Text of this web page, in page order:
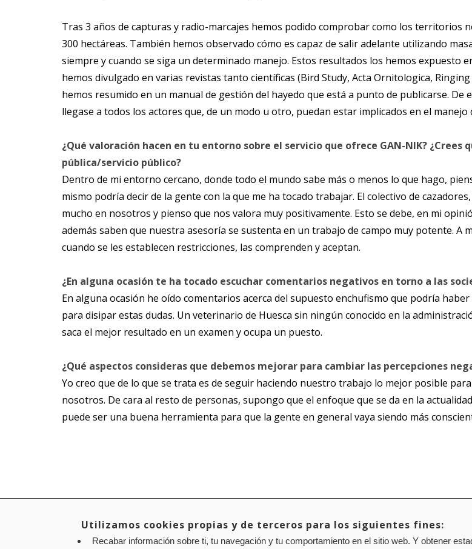
Tras 3 años de capturas y radio-marcajes hemos podido comprobar como los territorios
300 hectáreas. También hemos observado cómo es capaz de salir adelante utilizando
siempre y cuando se siga un determinado manejo. Estos resultados los hemos expuesto
hemos divulgado en varias revistas tanto científicas (Bird Study, Acta Ornitologica,
hemos resumido en un manual de gestión del hayedo que está a punto de publicarse.
llegase a todos los actores que, de un modo u otro, puedan estar implicados en el
¿Qué valoración hacen en tu entorno sobre el servicio que ofrece GAN-NIK? ¿Crees
pública/servicio público?
Dentro de mi entorno cercano, donde todo el mundo sabe más o menos lo que hago,
mismo podría decir de la gente con la que me ha tocado trabajar. El colectivo de
mucho en nosotros y pienso que nos valora muy positivamente. Esto se debe, en mi
además saben que nuestra asesoría se sustenta en un trabajo de campo muy potente. A
cuando se les establecen restricciones, las comprenden y aceptan.
¿En alguna ocasión te ha tocado escuchar comentarios negativos en torno a las
En alguna ocasión he oído comentarios acerca del supuesto enchufismo que podría
para disipar estas dudas. Un veterinario de Huesca sin ningún conocido en la
saca el mejor resultado en un examen y ocupa un puesto.
¿Qué aspectos consideras que debemos mejorar para cambiar las percepciones
Yo creo que de lo que se trata es de seguir haciendo nuestro trabajo lo mejor posible
nosotros. De cara al resto de personas, supongo que el enfoque que se da en la
puede ser una buena herramienta para que la gente en general vaya siendo más
Aviso legal Política de privacidad Política de cookies Mapa web Configuración de cookies
Utilizamos cookies propias y de terceros para los siguientes fines:
Recabar información sobre ti, tu navegación y tu comportamiento en el sitio web. Y obtener